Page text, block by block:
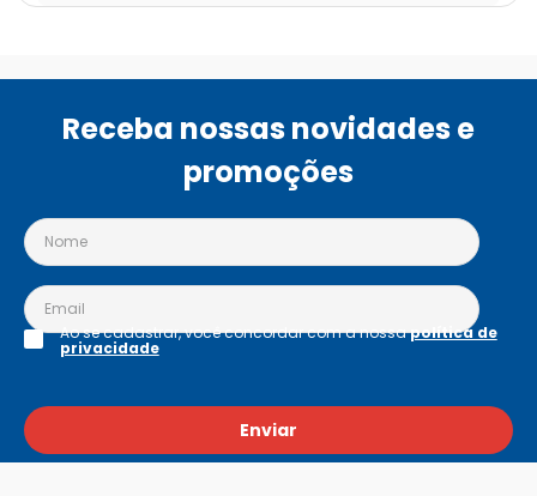
Receba nossas novidades e
promoções
Enviar
Ao se cadastrar, você concordar com a nossapolítica de
privacidade